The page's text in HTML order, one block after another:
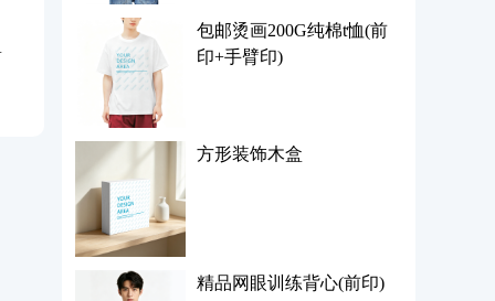
包邮烫画200G纯棉t恤(前
印+手臂印)
方形装饰木盒
精品网眼训练背心(前印)